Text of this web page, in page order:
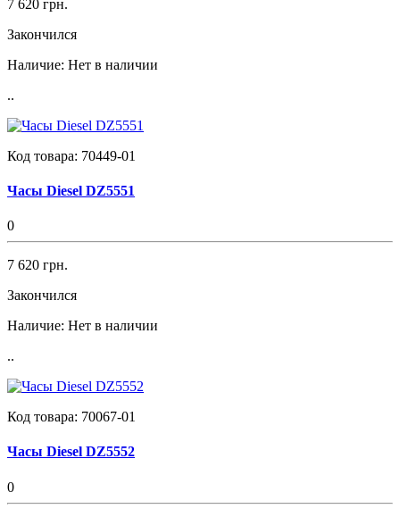
7 620 грн.
Закончился
Наличие: Нет в наличии
..
Код товара: 70449-01
Часы Diesel DZ5551
0
7 620 грн.
Закончился
Наличие: Нет в наличии
..
Код товара: 70067-01
Часы Diesel DZ5552
0